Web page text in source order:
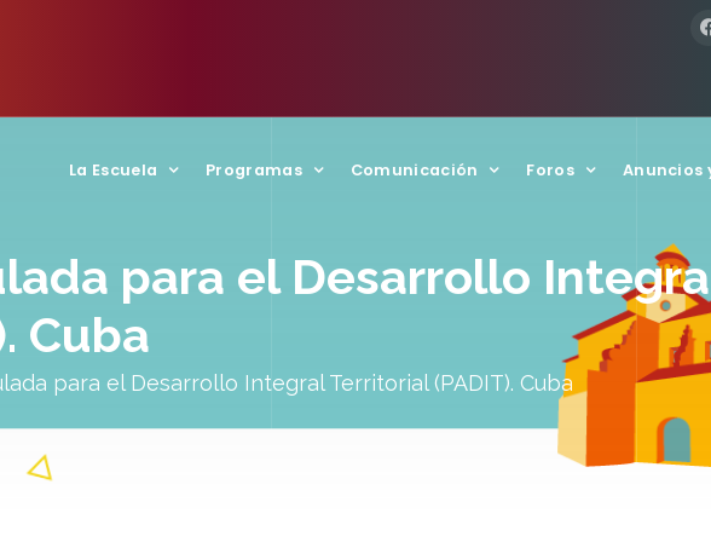
La Escuela Programas Comunicación Foros Anuncios
para el Desarrollo
Cuba
para el Desarrollo Integral Territorial (PADIT). Cuba